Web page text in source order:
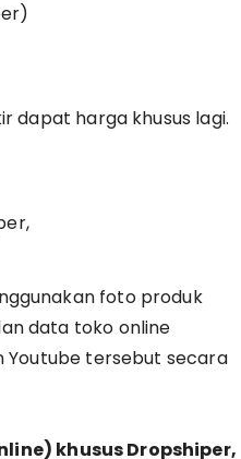
dapat harga khusus lagi.
foto produk
data toko online
Youtube tersebut secara
khusus Dropshiper,